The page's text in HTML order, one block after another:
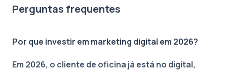
Perguntas frequentes
Por que investir em marketing digital em 2026?
Em 2026, o cliente de oficina já está no digital,